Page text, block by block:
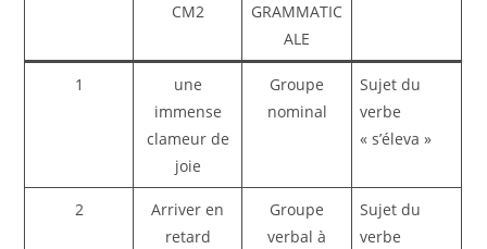
CM2
GRAMMATIC
ALE
1
une
immense
clameur de
joie
Groupe
nominal
Sujet du
verbe
« s’éleva »
2
Arriver en
retard
Groupe
verbal à
Sujet du
verbe